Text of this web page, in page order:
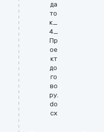
да
то
к_
4_
Пр
ое
кт
до
го
во
ру.
do
cx